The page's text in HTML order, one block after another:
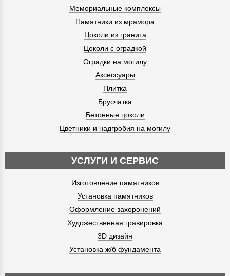
Мемориальные комплексы
Памятники из мрамора
Цоколи из гранита
Цоколи с оградкой
Оградки на могилу
Аксессуары
Плитка
Брусчатка
Бетонные цоколи
Цветники и надгробия на могилу
УСЛУГИ И СЕРВИС
Изготовление памятников
Установка памятников
Оформление захоронений
Художественная гравировка
3D дизайн
Установка ж/б фундамента